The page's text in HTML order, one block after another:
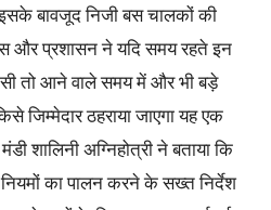
बावजूद निजी बस चालकों की
और प्रशासन ने यदि समय रहते इन
तो आने वाले समय में और भी बड़े
जिम्मेदार ठहराया जाएगा यह एक
शालिनी अग्निहोत्री ने बताया कि
का पालन करने के सख्त निर्देश